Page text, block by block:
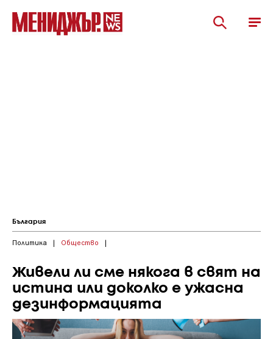
България
Политика | Общество |
Живели ли сме някога в свят на
истина или доколко е ужасна
дезинформацията